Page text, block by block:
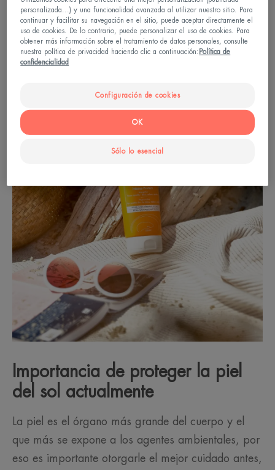
rayos ultravioleta conIntense Protect 50+con alta
resistencia al agua, lo que lo hace ideal para que
los más pequeños continúen jugando sin poner en
riesgo el estado de su piel.
Importancia de proteger la piel
del sol actualmente
La piel es el órgano más grande del cuerpo y el
que más se expone a los agentes ambientales, por
eso es importante otorgarle el mejor cuidado antes,
personalizada...) y una funcionalidad avanzada al utilizar nuestro sitio. Para
continuar y facilitar su navegación en el sitio, puede aceptar directamente el
uso de cookies. De lo contrario, puede personalizar el uso de cookies. Para
obtener más información sobre el tratamiento de datos personales, consulte
nuestra política de privacidad haciendo clic a continuación: Política de
confidencialidad
Configuración de cookies
Sólo lo esencial
OK